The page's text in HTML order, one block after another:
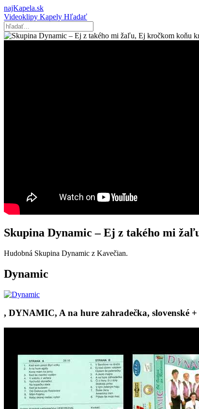
najKapela.sk
Videoklipy Kapely Hľadať
Skupina Dynamic – Ej z takého mi
Hudobná Skupina Dynamic z Kavečian.
Dynamic
, DYNAMIC, A na hure zahradečka, slovenské